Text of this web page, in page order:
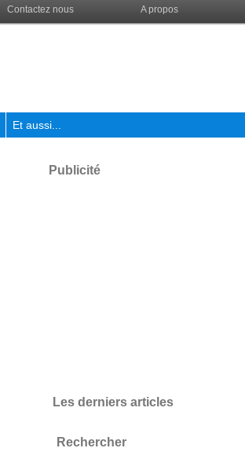
Contactez nous A propos
Et aussi...
Publicité
Les derniers articles
Rechercher